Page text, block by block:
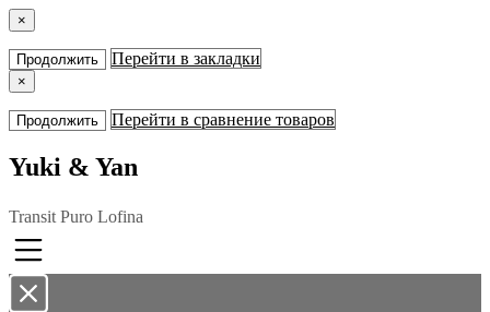
×
Продолжить Перейти в закладки
×
Продолжить Перейти в сравнение товаров
Yuki & Yan
Transit Puro Lofina